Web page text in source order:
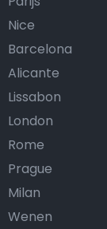
Nice
Barcelona
Alicante
Lissabon
London
Rome
Prague
Milan
Wenen